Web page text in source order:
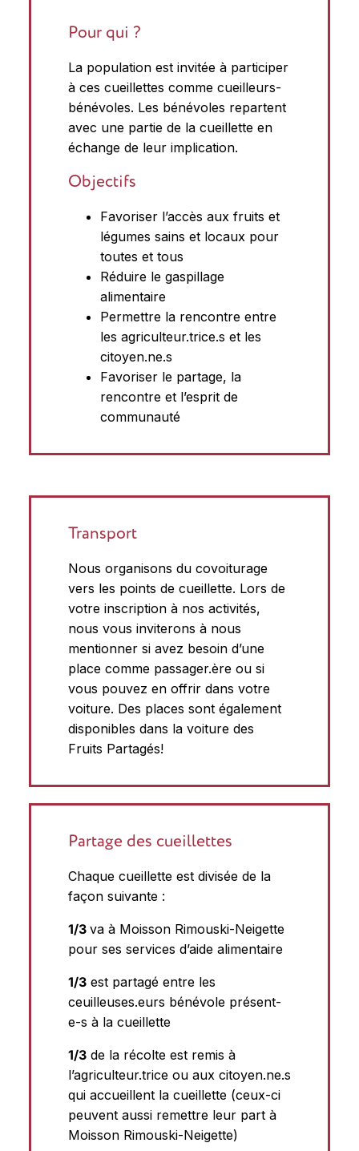
Pour qui ?
La population est invitée à participer
à ces cueillettes comme cueilleurs-
bénévoles. Les bénévoles repartent
avec une partie de la cueillette en
échange de leur implication.
Objectifs
Favoriser l’accès aux fruits et
légumes sains et locaux pour
toutes et tous
Réduire le gaspillage
alimentaire
Permettre la rencontre entre
les agriculteur.trice.s et les
citoyen.ne.s
Favoriser le partage, la
rencontre et l’esprit de
communauté
Transport
Nous organisons du covoiturage
vers les points de cueillette. Lors de
votre inscription à nos activités,
nous vous inviterons à nous
mentionner si avez besoin d’une
place comme passager.ère ou si
vous pouvez en offrir dans votre
voiture. Des places sont également
disponibles dans la voiture des
Fruits Partagés!
Partage des cueillettes
Chaque cueillette est divisée de la
façon suivante :
1/3 va à Moisson Rimouski-Neigette
pour ses services d’aide alimentaire
1/3 est partagé entre les
ceuilleuses.eurs bénévole présent-
e-s à la cueillette
1/3 de la récolte est remis à
l’agriculteur.trice ou aux citoyen.ne.s
qui accueillent la cueillette (ceux-ci
peuvent aussi remettre leur part à
Moisson Rimouski-Neigette)